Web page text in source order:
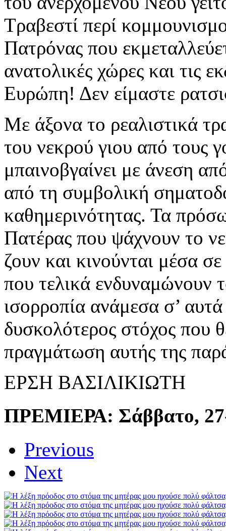
Τραβεστί περί
Πατρόνας που
ανατολικές χώρες και τις
Ευρώπη! Δεν είμαστε
Με άξονα το ρεαλιστικά
του νεκρού γιου από τους
μπαινοβγαίνει με άνεση
από τη συμβολική
καθημερινότητας. Τα
Πατέρας που ψάχνουν το
ζουν και κινούνται μέσα
που τελικά ενδυναμώνουν
ισορροπία ανάμεσα σ’
δυσκολότερος στόχος που
πραγμάτωση αυτής της
ΕΡΣΗ ΒΑΣΙΛΙΚΙΩΤΗ
ΠΡΕΜΙΕΡΑ: Σάββατο,
Previous
Next